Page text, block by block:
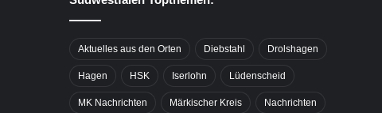
Aktuelles aus den Orten Diebstahl Drolshagen
Hagen HSK Iserlohn Lüdenscheid
MK Nachrichten Märkischer Kreis Nachrichten